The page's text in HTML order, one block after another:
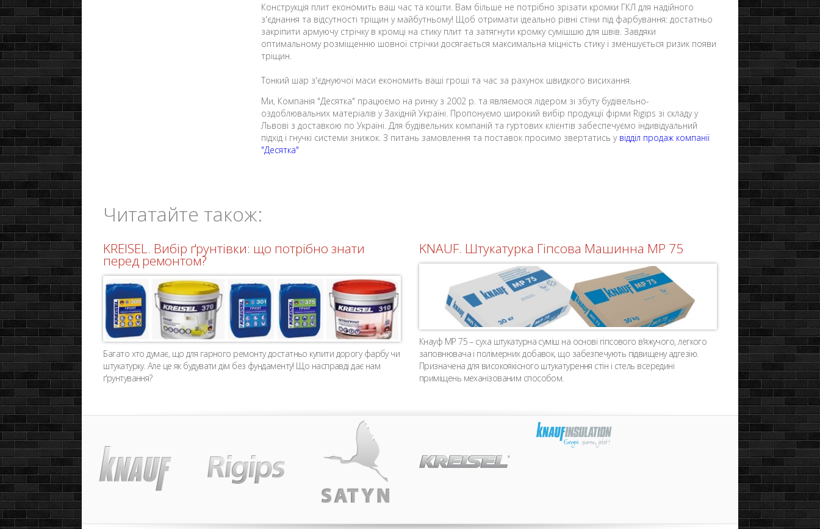
Конструкція плит економить ваш час та кошти. Вам більше не потрібно зрізати кромки ГКЛ для надійного
з'єднання та відсутності тріщин у майбутньому! Щоб отримати ідеально рівні стіни під фарбування: достатньо
закріпити армуючу стрічку в кромці на стику плит та затягнути кромку сумішшю для швів. Завдяки
оптимальному розміщенню шовної стрічки досягається максимальна міцність стику і зменшується ризик появи
тріщин.
Тонкий шар з'єднуючої маси економить ваші гроші та час за рахунок швидкого висихання.
Ми, Компанія "Десятка" працюємо на ринку з 2002 р. та являємося лідером зі збуту будівельно-
оздоблювальних матеріалів у Західній Україні. Пропонуємо широкий вибір продукції фірми Rigips зі складу у
Львові з доставкою по Україні. Для будівельних компаній та гуртових клієнтів забеспечуємо індивідуальний
підхід і гнучкі системи знижок. З питань замовлення та поставок просимо звертатись у відділ продаж компанії
"Десятка"
Читатайте також:
KREISEL. Вибір ґрунтівки: що потрібно знати
перед ремонтом?
Багато хто думає, що для гарного ремонту достатньо купити дорогу фарбу чи
штукатурку. Але це як будувати дім без фундаменту! Що насправді дає нам
ґрунтування?
KNAUF. Штукатурка Гіпсова Машинна MP 75
Кнауф MP 75 – суха штукатурна суміш на основі гіпсового в’яжучого, легкого
заповнювача і полімерних добавок, що забезпечують підвищену адгезію.
Призначена для високоякісного штукатурення стін і стель всередині
приміщень механізованим способом.